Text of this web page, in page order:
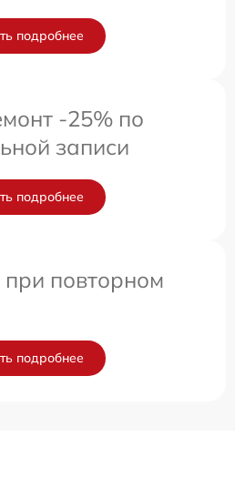
подробнее
-25% по
записи
подробнее
повторном
подробнее